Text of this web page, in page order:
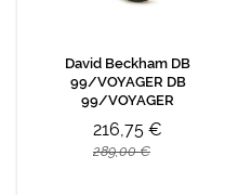
David Beckham DB
99/VOYAGER DB
99/VOYAGER
216,75 €
289,00 €